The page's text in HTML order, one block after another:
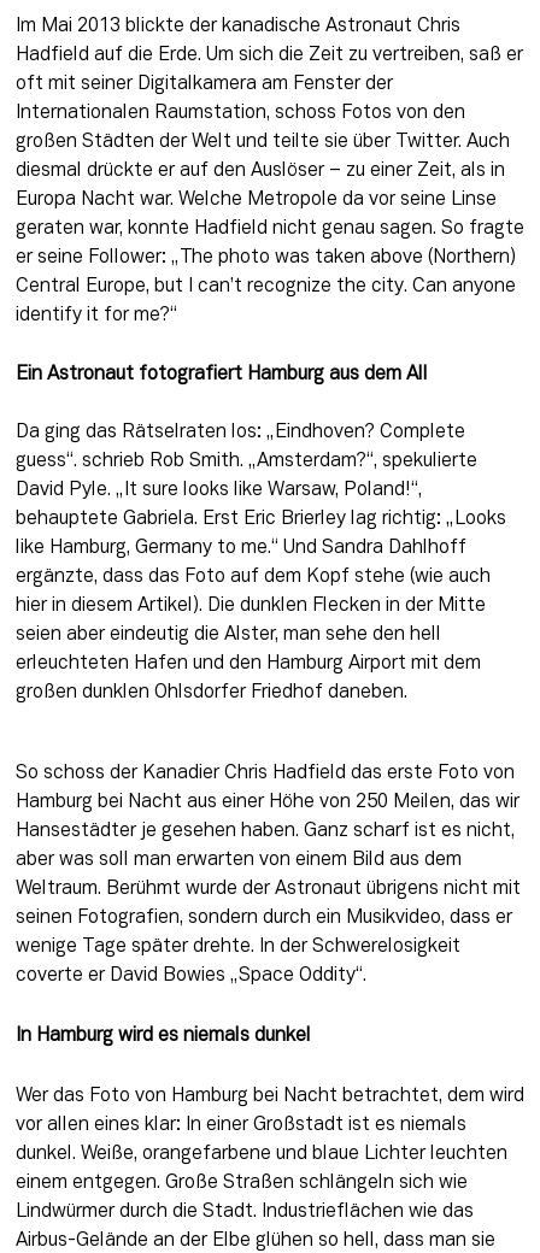
Im Mai 2013 blickte der kanadische Astronaut Chris
Hadfield auf die Erde. Um sich die Zeit zu vertreiben, saß er
oft mit seiner Digitalkamera am Fenster der
Internationalen Raumstation, schoss Fotos von den
großen Städten der Welt und teilte sie über Twitter. Auch
diesmal drückte er auf den Auslöser – zu einer Zeit, als in
Europa Nacht war. Welche Metropole da vor seine Linse
geraten war, konnte Hadfield nicht genau sagen. So fragte
er seine Follower: „The photo was taken above (Northern)
Central Europe, but I can’t recognize the city. Can anyone
identify it for me?“
Ein Astronaut fotografiert Hamburg aus dem All
Da ging das Rätselraten los: „Eindhoven? Complete
guess“. schrieb Rob Smith. „Amsterdam?“, spekulierte
David Pyle. „It sure looks like Warsaw, Poland!“,
behauptete Gabriela. Erst Eric Brierley lag richtig: „Looks
like Hamburg, Germany to me.“ Und Sandra Dahlhoff
ergänzte, dass das Foto auf dem Kopf stehe (wie auch
hier in diesem Artikel). Die dunklen Flecken in der Mitte
seien aber eindeutig die Alster, man sehe den hell
erleuchteten Hafen und den Hamburg Airport mit dem
großen dunklen Ohlsdorfer Friedhof daneben.
So schoss der Kanadier Chris Hadfield das erste Foto von
Hamburg bei Nacht aus einer Höhe von 250 Meilen, das wir
Hansestädter je gesehen haben. Ganz scharf ist es nicht,
aber was soll man erwarten von einem Bild aus dem
Weltraum. Berühmt wurde der Astronaut übrigens nicht mit
seinen Fotografien, sondern durch ein Musikvideo, dass er
wenige Tage später drehte. In der Schwerelosigkeit
coverte er David Bowies „Space Oddity“.
In Hamburg wird es niemals dunkel
Wer das Foto von Hamburg bei Nacht betrachtet, dem wird
vor allen eines klar: In einer Großstadt ist es niemals
dunkel. Weiße, orangefarbene und blaue Lichter leuchten
einem entgegen. Große Straßen schlängeln sich wie
Lindwürmer durch die Stadt. Industrieflächen wie das
Airbus-Gelände an der Elbe glühen so hell, dass man sie